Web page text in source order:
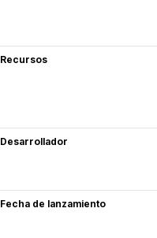
Recursos
Desarrollador
Fecha de lanzamiento